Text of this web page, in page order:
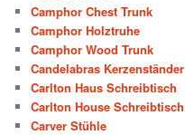
Camphor Chest Trunk
Camphor Holztruhe
Camphor Wood Trunk
Candelabras Kerzenständer
Carlton Haus Schreibtisch
Carlton House Schreibtisch
Carver Stühle